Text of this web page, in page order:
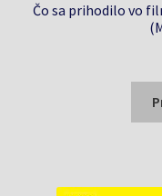
Čo sa prihodilo vo